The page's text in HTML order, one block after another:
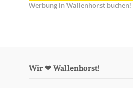
Werbung in Wallenhorst buchen!
Wir ❤ Wallenhorst!